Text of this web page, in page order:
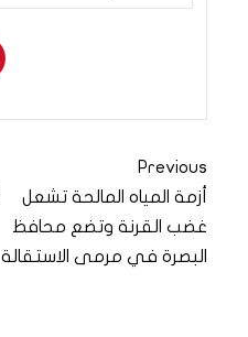
Previous
أزمة المياه المالحة تشعل
غضب القرنة وتضع محافظ
البصرة في مرمى الاستقالة